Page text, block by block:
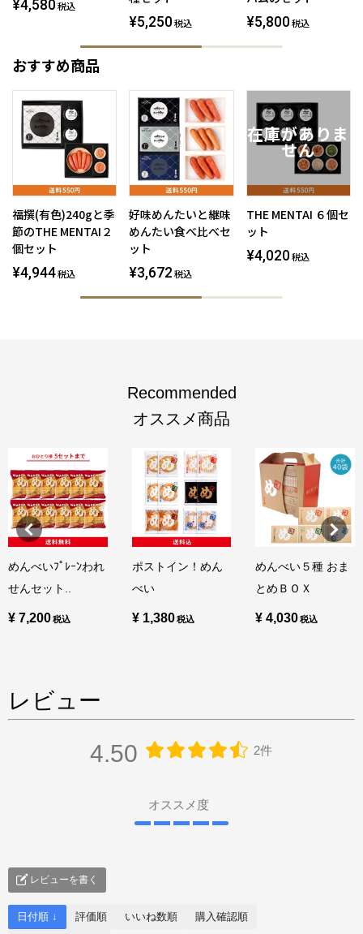
¥4,580 税込
¥5,250 税込
¥5,800 税込
おすすめ商品
福撰(有色)240gと季
節のTHE MENTAI２
個セット
¥4,944税込
好味めんたいと継味
めんたい食べ比べセ
ット
¥3,672 税込
THE MENTAI ６個セ
ット
¥4,020 税込
Recommended
オススメ商品
めんべいﾌﾟﾚｰﾝわれ
せんセット..
¥ 7,200
ポストイン！めん
べい
¥ 1,380
めんべい５種 おま
とめＢＯＸ
¥ 4,030
レビュー
4.50 2件
オススメ度
レビューを書く
日付順 ↓ 評価順 いいね数順
購入確認順